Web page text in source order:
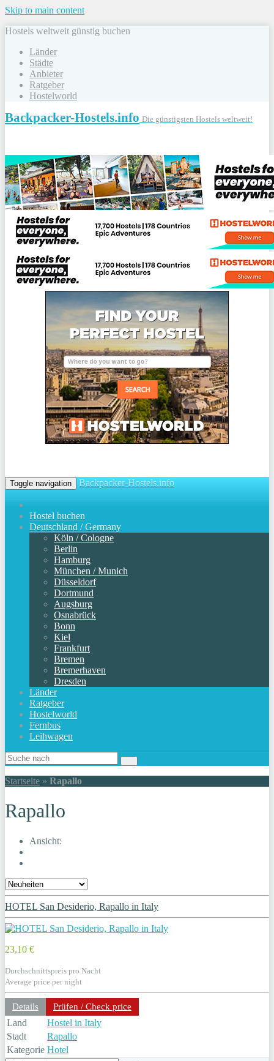
Skip to main content
Hostels weltweit günstig buchen
Länder
Städte
Anbieter
Ratgeber
Hostelworld
Backpacker-Hostels.info Die günstigsten Hostels weltweit!
Toggle navigation Backpacker-Hostels.info
Hostel buchen
Deutschland / Germany
Köln / Cologne
Berlin
Hamburg
München / Munich
Düsseldorf
Dortmund
Augsburg
Osnabrück
Bonn
Kiel
Frankfurt
Bremen
Bremerhaven
Dresden
Länder
Ratgeber
Hostelworld
Fernbus
Leihwagen
Startseite » Rapallo
Rapallo
Ansicht:
HOTEL San Desiderio, Rapallo in Italy
23,10 €
Durchschnittspreis pro Nacht
Average price per night
Details Prüfen / Check price
Land
Hostel in Italy
Stadt
Rapallo
Kategorie Hotel